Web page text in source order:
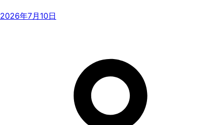
2026年7月10日